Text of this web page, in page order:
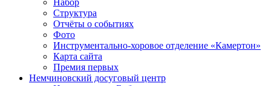
Набор
Структура
Отчёты о событиях
Фото
Инструментально-хоровое отделение «Камертон»
Карта сайта
Премия первых
Немчиновский досуговый центр